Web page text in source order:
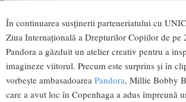
În continuarea susținerii parteneriatului cu
Ziua Internațională a Drepturilor Copiilor de pe
Pandora a găzduit un atelier creativ pentru a
imagineze viitorul. Precum este surprins și în
vorbește ambasadoarea Pandora, Millie Bobby
care a avut loc în Copenhaga a adus împreună